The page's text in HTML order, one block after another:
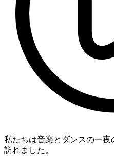
私たちは音楽とダンスの一夜
訪れました。